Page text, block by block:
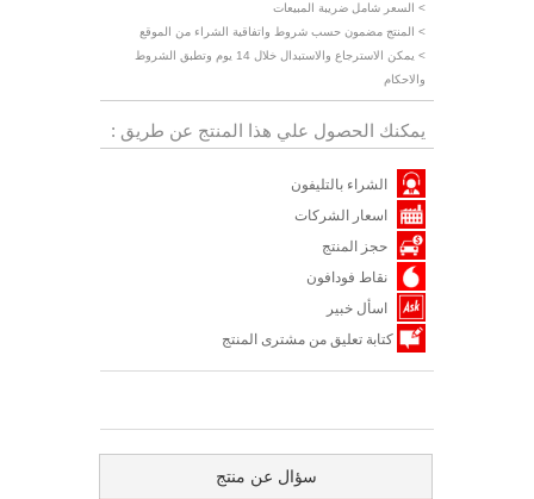
> السعر شامل ضريبة المبيعات
> المنتج مضمون حسب شروط واتفاقية الشراء من الموقع
> يمكن الاسترجاع والاستبدال خلال 14 يوم وتطبق الشروط
والاحكام
يمكنك الحصول علي هذا المنتج عن طريق :
الشراء بالتليفون
اسعار الشركات
حجز المنتج
نقاط فودافون
اسأل خبير
كتابة تعليق من مشترى المنتج
سؤال عن منتج